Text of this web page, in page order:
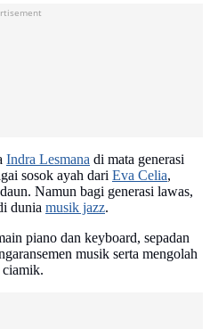
Indra Lesmana di mata generasi
sosok ayah dari Eva Celia,
Namun bagi generasi lawas,
dunia musik jazz.
piano dan keyboard, sepadan
musik serta mengolah
ciamik.